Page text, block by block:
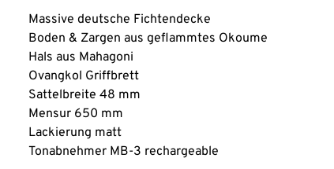
Massive deutsche Fichtendecke
Boden & Zargen aus geflammtes Okoume
Hals aus Mahagoni
Ovangkol Griffbrett
Sattelbreite 48 mm
Mensur 650 mm
Lackierung matt
Tonabnehmer MB-3 rechargeable